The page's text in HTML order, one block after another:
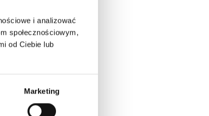
i analizować
społecznościowym,
od Ciebie lub
Marketing